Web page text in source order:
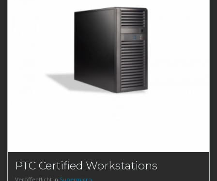
PTC Certified Workstations
Veröffentlicht in Supermicro